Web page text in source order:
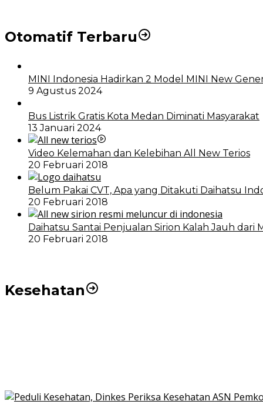
Otomatif Terbaru
MINI Indonesia Hadirkan 2 Model MINI New
9 Agustus 2024
Bus Listrik Gratis Kota Medan Diminati Masyarakat
13 Januari 2024
Video Kelemahan dan Kelebihan All New Terios
20 Februari 2018
Belum Pakai CVT, Apa yang Ditakuti Daihatsu
20 Februari 2018
Daihatsu Santai Penjualan Sirion Kalah Jauh dari
20 Februari 2018
Kesehatan